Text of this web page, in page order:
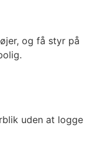
og få styr på
uden at logge